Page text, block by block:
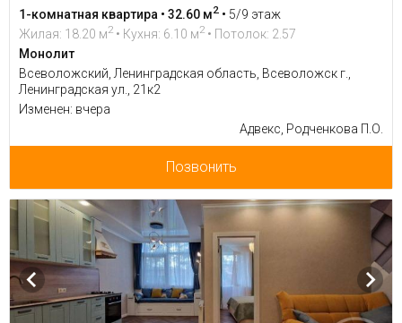
1-комнатная квартира • 32.60 м2 • 5/9 этаж
Жилая: 18.20 м2 • Кухня: 6.10 м2 • Потолок: 2.57
Монолит
Всеволожский, Ленинградская область, Всеволожск г.,
Ленинградская ул., 21к2
Изменен: вчера
Адвекс, Родченкова П.О.
Позвонить